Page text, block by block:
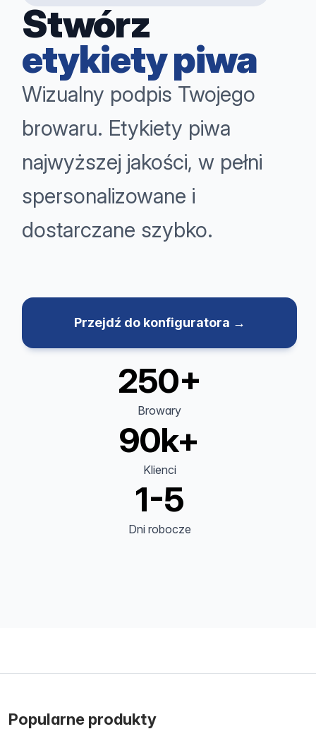
Stwórz
etykiety piwa
Wizualny podpis Twojego
browaru. Etykiety piwa
najwyższej jakości, w pełni
spersonalizowane i
dostarczane szybko.
Przejdź do konfiguratora →
250+
Browary
90k+
Klienci
1-5
Dni robocze
Popularne produkty